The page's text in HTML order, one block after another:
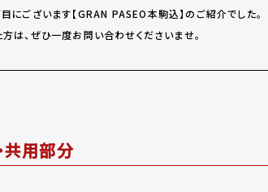
にございます【GRAN PASEO本駒込】のご紹介でした。
は、ぜひ一度お問い合わせくださいませ。
共用部分